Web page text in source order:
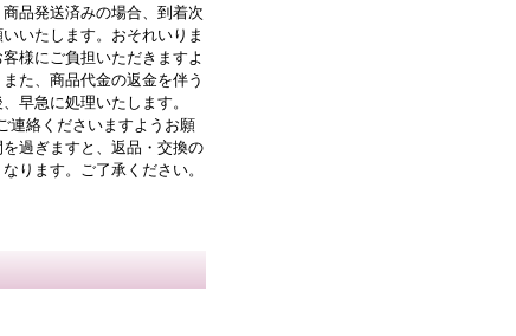
品発送済みの場合、到着次
いたします。おそれいりま
様にご負担いただきますよ
た、商品代金の返金を伴う
早急に処理いたします。
連絡くださいますようお願
過ぎますと、返品・交換の
ります。ご了承ください。